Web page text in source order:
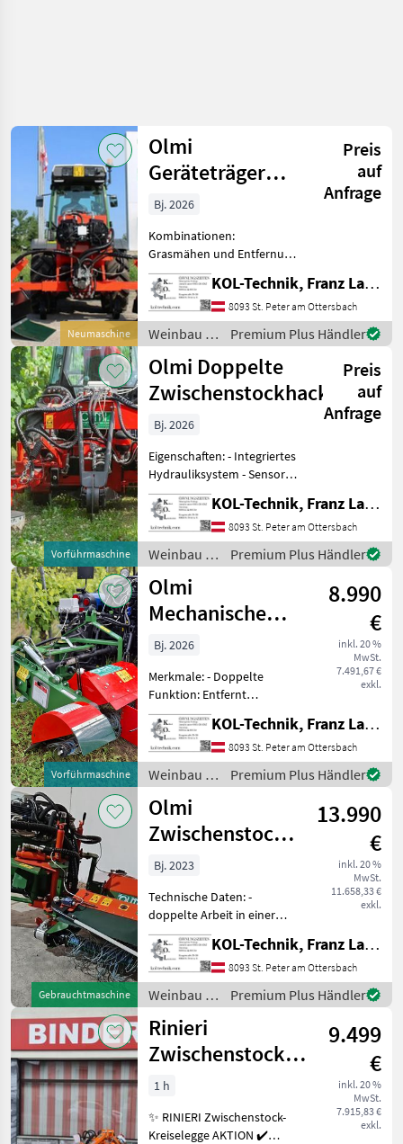
Neumaschine
Olmi
Geräteträger
Comby
Preis
auf
Anfrage
Bj. 2026
Kombinationen:
Grasmähen und Entfernung
der Stockaustriebe im
Weinbau und Obstbau, mit
neuem System Happy
Plant, die Weinstöcke,
Weinreben oder Apfel
Pflanzen werde
KOL-Technik, Franz Lampl-Küssner
8093 St. Peter am Ottersbach
Weinbau /
Olmi
Premium Plus Händler
Vorführmaschine
Olmi Doppelte
Preis
auf
Anfrage
Bj. 2026
Eigenschaften: - Integriertes
Hydrauliksystem - Sensor
für präzises Arbeiten
zwischen Rebstöcken - Zwei
hydraulisch kippbare
Scheiben (beidseitig) -
Dreipunktanb
KOL-Technik, Franz Lampl-Küssner
8093 St. Peter am Ottersbach
Weinbau /
Olmi
Premium Plus Händler
Vorführmaschine
Olmi
Mechanische
Gras- und
Stockbürste
einseitig
8.990
€
inkl. 20 %
MwSt.
7.491,67 €
exkl.
Bj. 2026
Merkmale: - Doppelte
Funktion: Entfernt
Stockaustriebe und Gras in
einem Schritt - Schonende
Neigung: 15°-Neigung der
Nylonrolle schont die
Stöcke - Geländeflexib
KOL-Technik, Franz Lampl-Küssner
8093 St. Peter am Ottersbach
Weinbau /
Olmi
Premium Plus Händler
Gebrauchtmaschine
Olmi
Zwischenstock
Ökobürste
2seitig
13.990
€
inkl. 20 %
MwSt.
11.658,33 €
exkl.
Bj. 2023
Technische Daten: -
doppelte Arbeit in einer
Gasse - Unterstock
Reinigung und
Stockaustriebentfernung -
Entfernt Stockaustriebe
und Unkraut in einem
Arbeitsgang
KOL-Technik, Franz Lampl-Küssner
8093 St. Peter am Ottersbach
Weinbau /
Olmi
Premium Plus Händler
Rinieri
Zwischenstock-
Kreiselegge EL
140
9.499
€
inkl. 20 %
MwSt.
7.915,83 €
exkl.
1 h
✨ RINIERI Zwischenstock-
Kreiselegge AKTION ✔️